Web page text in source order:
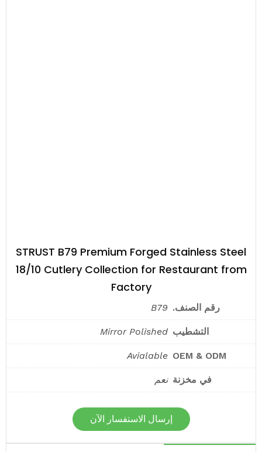
STRUST B79 Premium Forged Stainless Steel
18/10 Cutlery Collection for Restaurant from
Factory
رقم الصنف. B79
التشطيب Mirror Polished
OEM & ODM
Avialable
في مخزنة نعم
إرسال الاستفسار الآن